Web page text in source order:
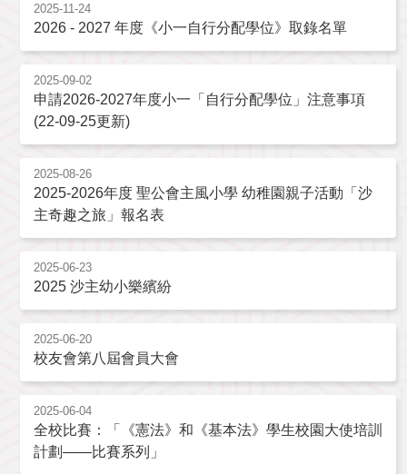
2025-11-24
2026 - 2027 年度《小一自行分配學位》取錄名單
2025-09-02
申請2026-2027年度小一「自行分配學位」注意事項
(22-09-25更新)
2025-08-26
2025-2026年度 聖公會主風小學 幼稚園親子活動「沙
主奇趣之旅」報名表
2025-06-23
2025 沙主幼小樂繽紛
2025-06-20
校友會第八屆會員大會
2025-06-04
全校比賽：「《憲法》和《基本法》學生校園大使培訓
計劃——比賽系列」